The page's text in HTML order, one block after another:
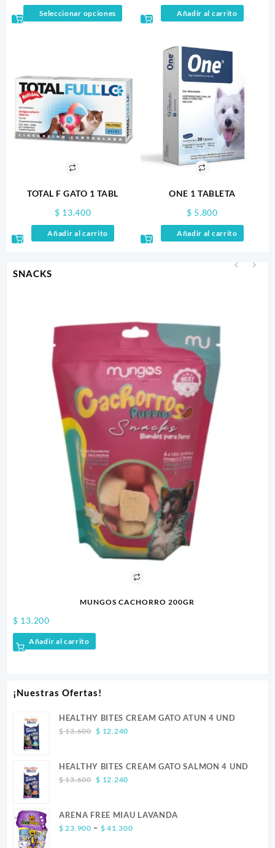
SNACKS
MUNGOS CACHORRO 200GR
$ 13.200
Añadir al carrito
¡Nuestras Ofertas!
HEALTHY BITES CREAM GATO ATUN 4 UND
$13.600 Original
$ 13.600.
$ 12.240Current
$ 12.240.
HEALTHY BITES CREAM GATO SALMON 4 UND
$13.600 Original
$ 13.600.
$ 12.240Current
$ 12.240.
ARENA FREE MIAU LAVANDA
$ 23.900 – $ 41.300Price
range:
$ 13.300
Seleccionar opciones
producto
opciones
se
pueden
elegir
en
Añadir al carrito
TOTAL F GATO 1 TABL
$ 13.400
Añadir al carrito
ONE 1 TABLETA
$ 5.800
Añadir al carrito